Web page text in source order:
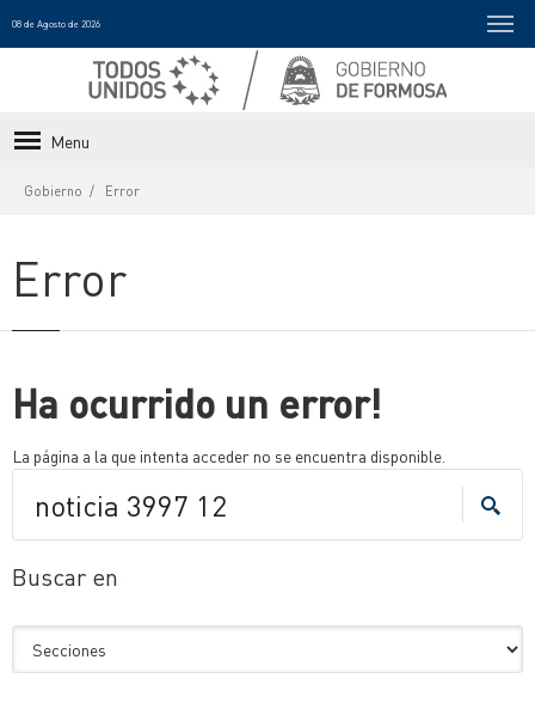
08 de Agosto de 2026
Menu
Gobierno Error
Error
Ha ocurrido un error!
La página a la que intenta acceder no se encuentra disponible.
Buscar en